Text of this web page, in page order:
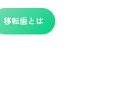
移転歯とは